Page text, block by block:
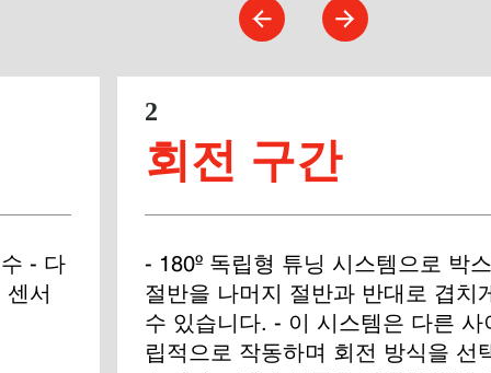
- 다
서
2
회전 구간
- 180º 독립형 튜닝 시스템으로 박
절반을 나머지 절반과 반대로 겹치
수 있습니다. - 이 시스템은 다른 사
립적으로 작동하며 회전 방식을 선